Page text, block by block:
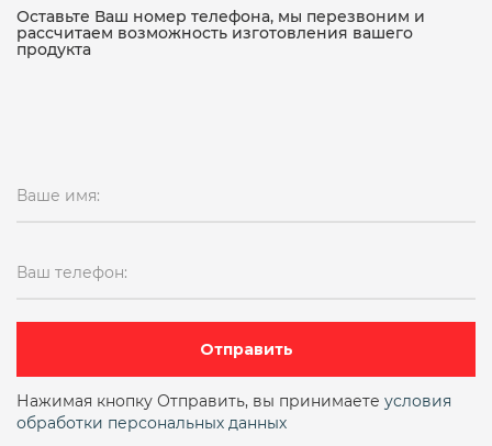
19ч21бр ду100 ру16 19ч21бр ду150
19ч21бр ду150 ру16
19ч21бр поворотный однодисковый
Двухстворчатый чугунный ду10
ДУ100
Оставьте Ваш номер телефона, мы перезвоним и
рассчитаем возможность изготовления вашего
продукта
Ваше имя:
Ваш телефон:
Отправить
Нажимая кнопку Отправить, вы принимаете условия
обработки персональных данных